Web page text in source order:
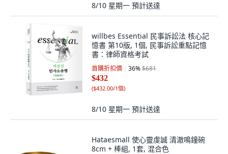
8/10 星期一 預計送達
willbes Essential 民事訴訟法 核心記
憶書 第10版, 1個, 民事訴訟重點記憶
書：律師資格考試
首購折扣價 36%$681
$432
($432.00/1個)
8/10 星期一 預計送達
Hataesmall 使心靈虔誠 清澈鳴鐘碗
8cm + 棒組, 1套, 混合色